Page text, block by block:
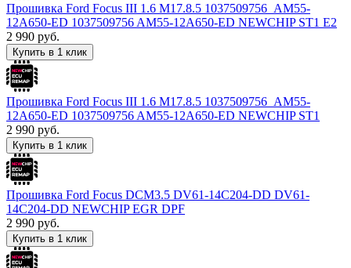
Прошивка Ford Focus III 1.6 M17.8.5 1037509756_AM55-
12A650-ED 1037509756 AM55-12A650-ED NEWCHIP ST1 E2
2 990 руб.
Купить в 1 клик
Прошивка Ford Focus III 1.6 M17.8.5 1037509756_AM55-
12A650-ED 1037509756 AM55-12A650-ED NEWCHIP ST1
2 990 руб.
Купить в 1 клик
Прошивка Ford Focus DCM3.5 DV61-14C204-DD DV61-
14C204-DD NEWCHIP EGR DPF
2 990 руб.
Купить в 1 клик